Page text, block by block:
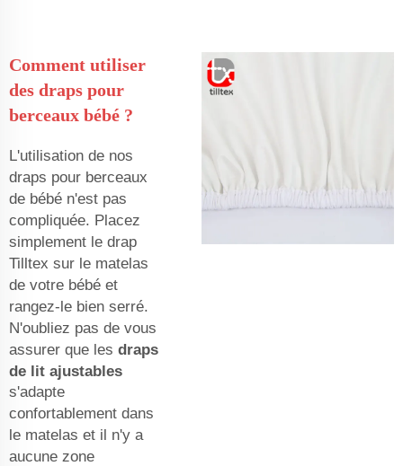
Comment utiliser
des draps pour
berceaux bébé ?
L'utilisation de nos
draps pour berceaux
de bébé n'est pas
compliquée. Placez
simplement le drap
Tilltex sur le matelas
de votre bébé et
rangez-le bien serré.
N'oubliez pas de vous
assurer que les draps
de lit ajustables
s'adapte
confortablement dans
le matelas et il n'y a
aucune zone